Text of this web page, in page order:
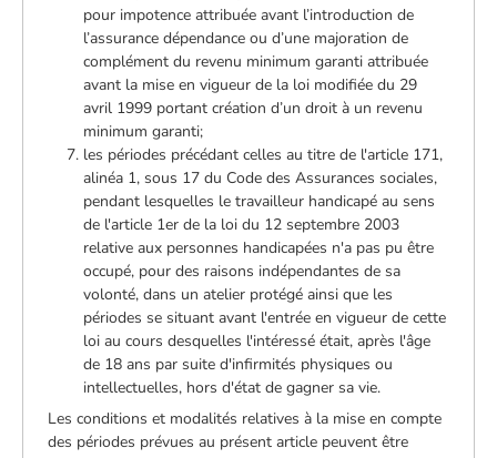
pour impotence attribuée avant l’introduction de
l’assurance dépendance ou d’une majoration de
complément du revenu minimum garanti attribuée
avant la mise en vigueur de la loi modifiée du 29
avril 1999 portant création d’un droit à un revenu
minimum garanti;
les périodes précédant celles au titre de l'article 171,
alinéa 1, sous 17 du Code des Assurances sociales,
pendant lesquelles le travailleur handicapé au sens
de l'article 1er de la loi du 12 septembre 2003
relative aux personnes handicapées n'a pas pu être
occupé, pour des raisons indépendantes de sa
volonté, dans un atelier protégé ainsi que les
périodes se situant avant l'entrée en vigueur de cette
loi au cours desquelles l'intéressé était, après l'âge
de 18 ans par suite d'infirmités physiques ou
intellectuelles, hors d'état de gagner sa vie.
Les conditions et modalités relatives à la mise en compte
des périodes prévues au présent article peuvent être